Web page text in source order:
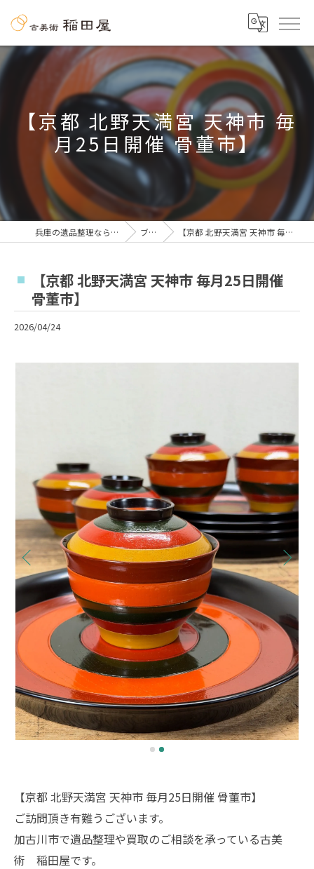
【京都 北野天満宮 天神市 毎
月25日開催 骨董市】
兵庫の遺品整理なら古美術 稲田屋 ブログ 【京都 北野天満宮 天神市 毎月25日開催 骨董市】
【京都 北野天満宮 天神市 毎月25日開催
骨董市】
2026/04/24
【京都 北野天満宮 天神市 毎月25日開催 骨董市】
ご訪問頂き有難うございます。
加古川市で遺品整理や買取のご相談を承っている古美
術 稲田屋です。